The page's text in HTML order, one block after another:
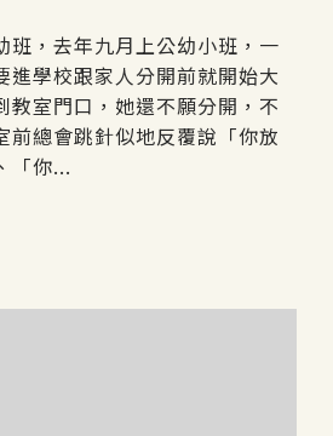
班，去年九月上公幼小班，一
進學校跟家人分開前就開始大
教室門口，她還不願分開，不
前總會跳針似地反覆說「你放
「你...